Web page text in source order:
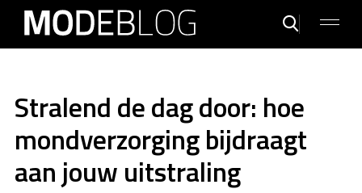
Stralend de dag door: hoe
mondverzorging bijdraagt
aan jouw uitstraling